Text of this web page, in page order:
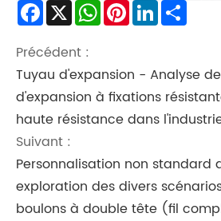
Facebook
X WhatsApp
PinterestLinkedIn
Précédent :
Tuyau d'expansion - Analyse
d'expansion à fixations
haute résistance dans
Suivant :
Personnalisation non standard
exploration des divers
boulons à double tête (fil